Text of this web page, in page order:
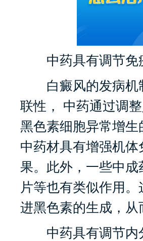
中药具有调节免
白癜风的发病机
联性， 中药通过调
黑色素细胞异常增
中药材具有增强机
果。此外，一些中
片等也有类似作用
进黑色素的生成，
中药具有调节内